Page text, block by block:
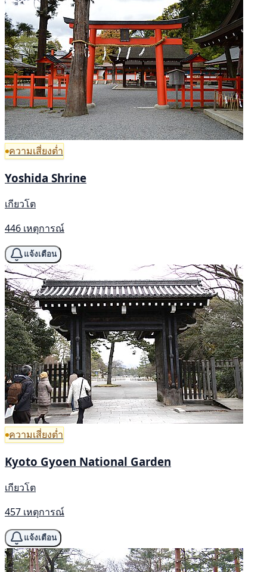
ความเสี่ยงต่ำ
Yoshida Shrine
เกียวโต
446 เหตุการณ์
แจ้งเตือน
ความเสี่ยงต่ำ
Kyoto Gyoen National Garden
เกียวโต
457 เหตุการณ์
แจ้งเตือน